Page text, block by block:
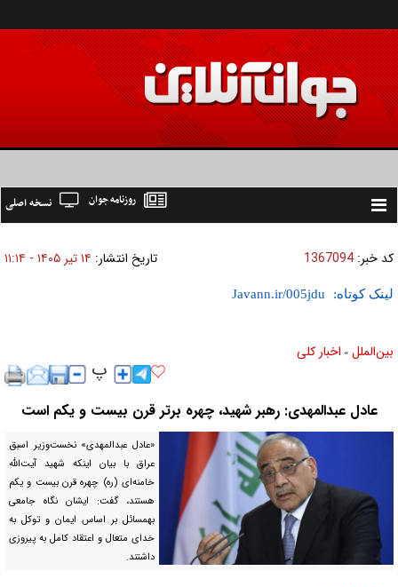
Toggle
نسخه اصلی روزنامه جوان
کد خبر: 1367094 تاریخ انتشار: ۱۴ تير ۱۴۰۵ - ۱۱:۱۴
لینک کوتاه:
بين‌الملل » اخبار كلی
عادل عبدالمهدی: رهبر شهید، چهره برتر قرن بیست و یکم است
«عادل عبدالمهدی» نخست‌وزیر اسبق
عراق با بیان اینکه شهید آیت‌الله
خامنه‌ای (ره) چهره قرن بیست و یکم
هستند، گفت: ایشان نگاه جامعی
بهمسائل بر اساس ایمان و توکل به
خدای متعال و اعتقاد کامل به پیروزی
داشتند.